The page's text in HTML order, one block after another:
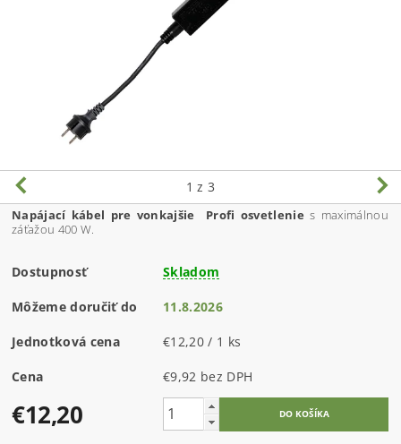
1 z 3
Napájací kábel pre vonkajšie Profi osvetlenie s maximálnou
záťažou 400 W.
Dostupnosť Skladom
Môžeme doručiť do 11.8.2026
Jednotková cena €12,20 / 1 ks
Cena €9,92 bez DPH
€12,20